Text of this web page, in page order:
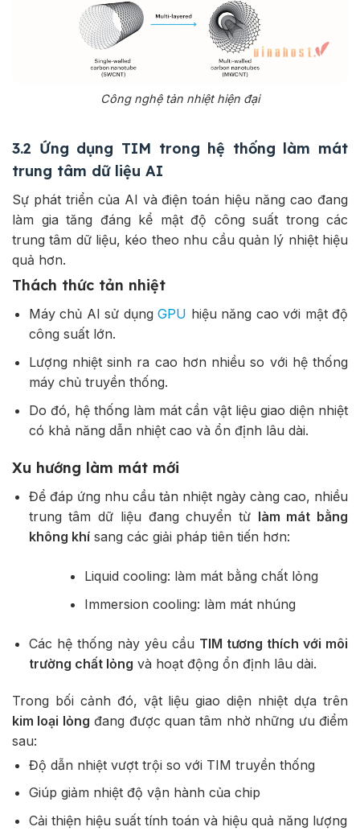
Công nghệ tản nhiệt hiện đại
3.2 Ứng dụng TIM trong hệ thống làm mát
trung tâm dữ liệu AI
Sự phát triển của AI và điện toán hiệu năng cao đang
làm gia tăng đáng kể mật độ công suất trong các
trung tâm dữ liệu, kéo theo nhu cầu quản lý nhiệt hiệu
quả hơn.
Thách thức tản nhiệt
Máy chủ AI sử dụngGPU hiệu năng cao với mật độ
công suất lớn.
Lượng nhiệt sinh ra cao hơn nhiều so với hệ thống
máy chủ truyền thống.
Do đó, hệ thống làm mát cần vật liệu giao diện nhiệt
có khả năng dẫn nhiệt cao và ổn định lâu dài.
Xu hướng làm mát mới
Để đáp ứng nhu cầu tản nhiệt ngày càng cao, nhiều
trung tâm dữ liệu đang chuyển từ làm mát bằng
không khísang các giải pháp tiên tiến hơn:
Liquid cooling: làm mát bằng chất lỏng
Immersion cooling: làm mát nhúng
Các hệ thống này yêu cầu TIM tương thích với môi
trường chất lỏng và hoạt động ổn định lâu dài.
Trong bối cảnh đó, vật liệu giao diện nhiệt dựa trên
kim loại lỏng đang được quan tâm nhờ những ưu điểm
sau:
Độ dẫn nhiệt vượt trội so với TIM truyền thống
Giúp giảm nhiệt độ vận hành của chip
Cải thiện hiệu suất tính toán và hiệu quả năng lượng